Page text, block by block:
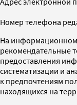
Номер телефона
На информационном
рекомендательные
предоставления
систематизации и
к предпочтениям
находящихся на